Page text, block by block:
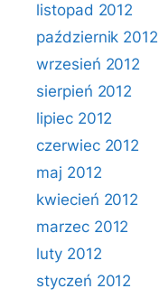
listopad 2012
październik 2012
wrzesień 2012
sierpień 2012
lipiec 2012
czerwiec 2012
maj 2012
kwiecień 2012
marzec 2012
luty 2012
styczeń 2012